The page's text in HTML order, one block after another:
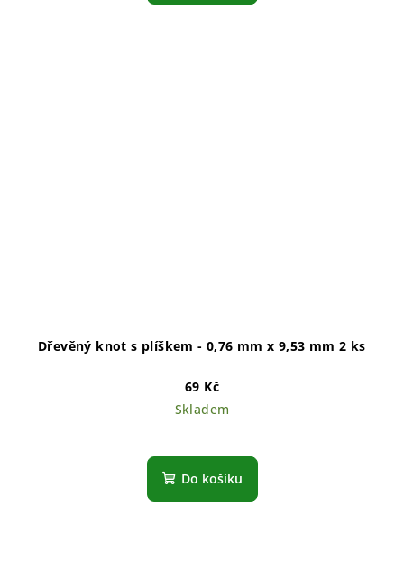
Dřevěný knot s plíškem - 0,76 mm x 9,53 mm 2 ks
69 Kč
Skladem
Do košíku